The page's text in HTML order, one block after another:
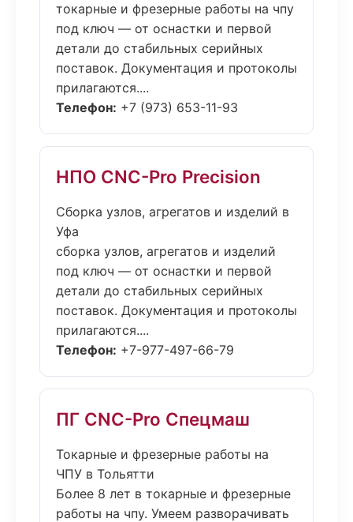
токарные и фрезерные работы на чпу
под ключ — от оснастки и первой
детали до стабильных серийных
поставок. Документация и протоколы
прилагаются....
Телефон: +7 (973) 653-11-93
НПО CNC-Pro Precision
Сборка узлов, агрегатов и изделий в
Уфа
сборка узлов, агрегатов и изделий
под ключ — от оснастки и первой
детали до стабильных серийных
поставок. Документация и протоколы
прилагаются....
Телефон: +7-977-497-66-79
ПГ CNC-Pro Спецмаш
Токарные и фрезерные работы на
ЧПУ в Тольятти
Более 8 лет в токарные и фрезерные
работы на чпу. Умеем разворачивать